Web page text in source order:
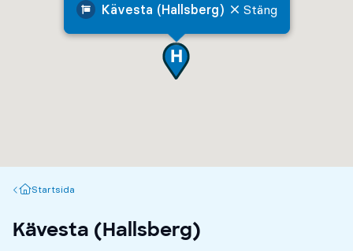
Kävesta (Hallsberg) Stäng
Startsida
Startsida
Kävesta (Hallsberg)